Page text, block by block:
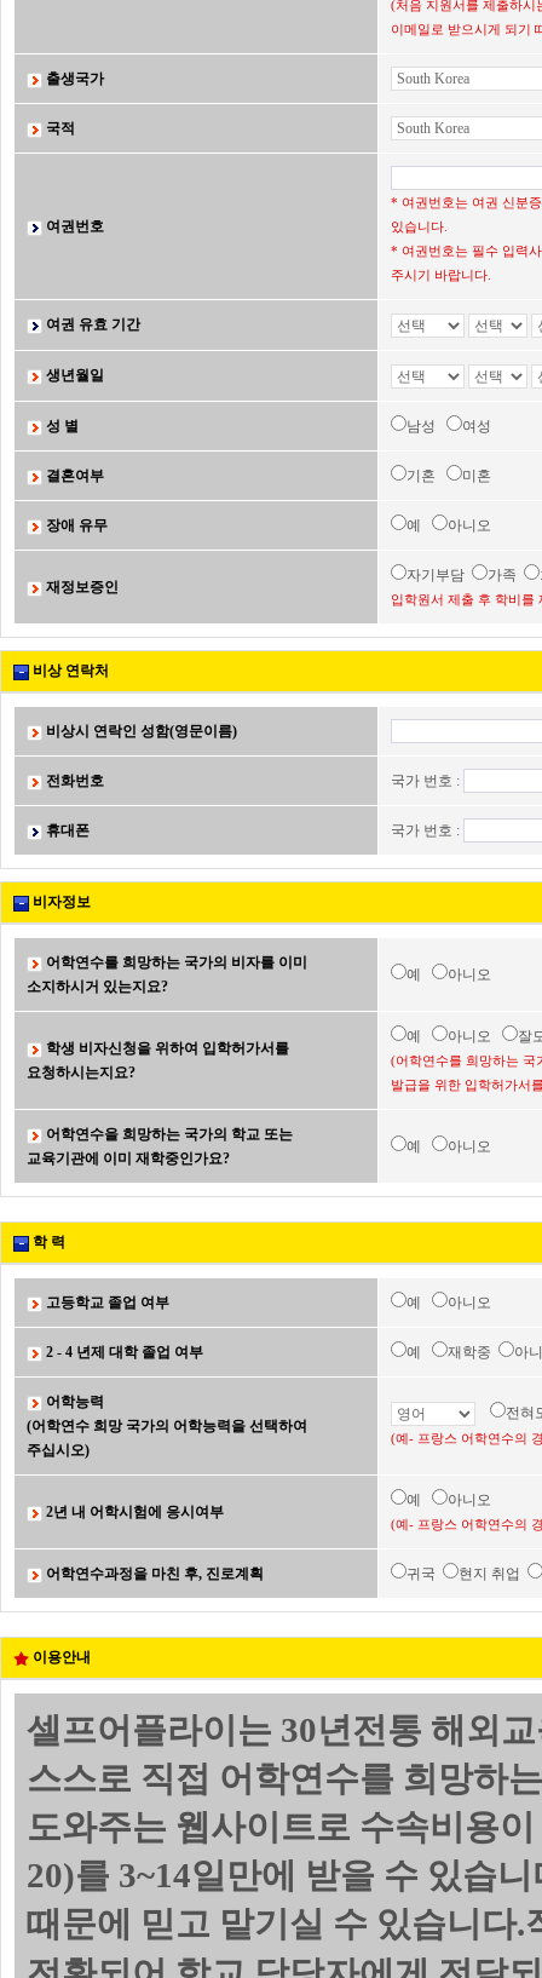
(처음 지원서를 제출하시
이메일로 받으시게 되기
출생국가
국적
여권번호
* 여권번호는 여권 신분
있습니다.
* 여권번호는 필수 입력
주시기 바랍니다.
여권 유효 기간
생년월일
성 별 남성 여성
결혼여부 기혼 미혼
장애 유무 예 아니오
재정보증인
자기부담 가족
입학원서 제출 후 학비를
비상 연락처
비상시 연락인 성함(영문이름)
전화번호 국가 번호 :
휴대폰 국가 번호 :
비자정보
어학연수를 희망하는 국가의 비자를 이미
소지하시거 있는지요?
예 아니오
학생 비자신청을 위하여 입학허가서를
요청하시는지요?
예 아니오 잘
(어학연수를 희망하는 국
발급을 위한 입학허가서
어학연수을 희망하는 국가의 학교 또는
교육기관에 이미 재학중인가요?
예 아니오
학 력
고등학교 졸업 여부 예 아니오
2 - 4 년제 대학 졸업 여부 예 재학중 아
어학능력
(어학연수 희망 국가의 어학능력을 선택하여
주십시오)
전
(예- 프랑스 어학연수의
2년 내 어학시험에 응시여부
예 아니오
(예- 프랑스 어학연수의
어학연수과정을 마친 후, 진로계획 귀국 현지 취업
이용안내
셀프어플라이는 30년전통 해외
스스로 직접 어학연수를 희망하
도와주는 웹사이트로 수속비용
20)를 3~14일만에 받을 수 있습
때문에 믿고 맡기실 수 있습니다.